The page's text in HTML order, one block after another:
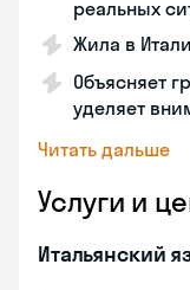
реальных
Жила в
Объясняет
уделяет
Читать дальше
Услуги и
Итальянский